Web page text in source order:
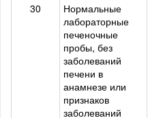
30
Нормальные
лабораторные
печеночные
пробы, без
заболеваний
печени в
анамнезе или
признаков
заболеваний